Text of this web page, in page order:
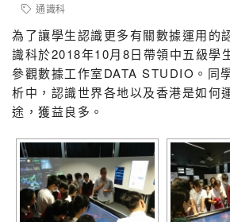
通識科
為了讓學生認識更多有關數據運用的
識科於2018年10月8日帶領中五級學
參觀數據工作室DATA STUDIO。同
析中，認識世界各地以及香港是如何
途，獲益良多。